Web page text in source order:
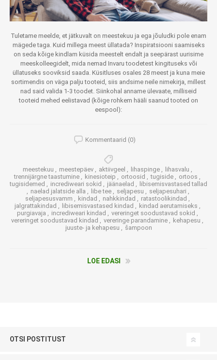
Tuletame meelde, et jätkuvalt on meestekuu ja ega jõuludki pole enam
mägede taga. Kuid millega meest üllatada? Inspiratsiooni saamiseks
on seda kõige kindlam küsida meestelt endalt ja seepärast uurisime
meeskolleegidelt, mida nemad Invaru toodetest kingituseks või
üllatuseks sooviksid saada. Küsitluses osales 28 meest ja kuna meie
sortimendis on väga palju tooteid, siis andsime neile nimekirja, millest
nad said valida 1-3 toodet. Siinkohal anname ülevaate, milliseid
tooteid mehed eelistavad (kõige rohkem hääli saanud tooted on
eespool):
Kommentaarid (0)
meestekuu , meestepäev , aktiivgeel , lihaspinge , lihasvalu ,
trennijärgne taastumine , kinesioteip , ortoosid , tugiside , ortoos ,
tugisidemed , incrediweari sokid , jäänaelad ,
libisemisvastased tallad
, naelad jalatside alla , libe tee , seljapesu , seljapesuhari ,
seljapesusvamm , kindad , nahkkindad , ratastoolikindad ,
jalgrattakindad , libisemisvastased kindad , kindad aerutamiseks ,
purgiavaja , incrediweari kindad , vereringet soodustavad sokid ,
vereringet soodustavad kindad , vereringe parandamine , kehapesu ,
juuste- ja kehapesu , šampoon
LOE EDASI
OTSI POSTITUST